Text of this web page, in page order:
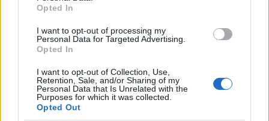
Opted In
I want to opt-out of processing my
Personal Data for Targeted Advertising.
Opted In
I want to opt-out of Collection, Use,
Retention, Sale, and/or Sharing of my
Personal Data that Is Unrelated with the
Purposes for which it was collected.
Opted Out